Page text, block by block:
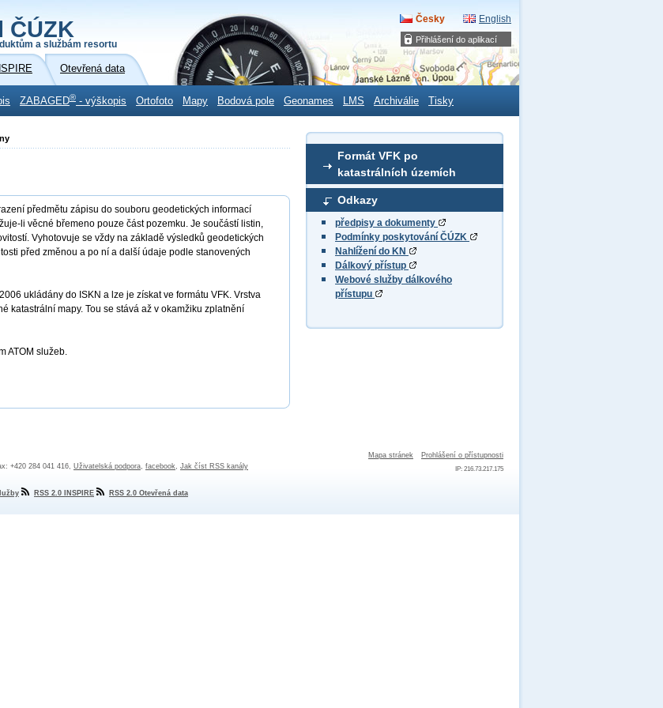
Přihlášení do aplikací
ČÚZK
a službám resortu
Česky English
Otevřená data
ZABAGED® - výškopis Ortofoto Mapy Bodová pole Geonames LMS Archiválie Tisky
Formát VFK po
katastrálních územích
Odkazy
předpisy a dokumenty
Podmínky poskytování ČÚZK
Nahlížení do KN
Dálkový přístup
Webové služby dálkového
přístupu
předmětu zápisu do souboru geodetických informací
li věcné břemeno pouze část pozemku. Je součástí listin,
Vyhotovuje se vždy na základě výsledků geodetických
před změnou a po ní a další údaje podle stanovených
ukládány do ISKN a lze je získat ve formátu VFK. Vrstva
katastrální mapy. Tou se stává až v okamžiku zplatnění
ATOM služeb.
Mapa stránek Prohlášení o přístupnosti
IP: 216.73.217.175
+420 284 041 416, Uživatelská podpora, facebook, Jak číst RSS kanály
RSS 2.0 INSPIRE RSS 2.0 Otevřená data